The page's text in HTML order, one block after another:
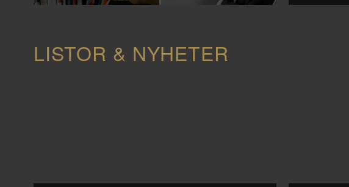
LISTOR & NYHETER